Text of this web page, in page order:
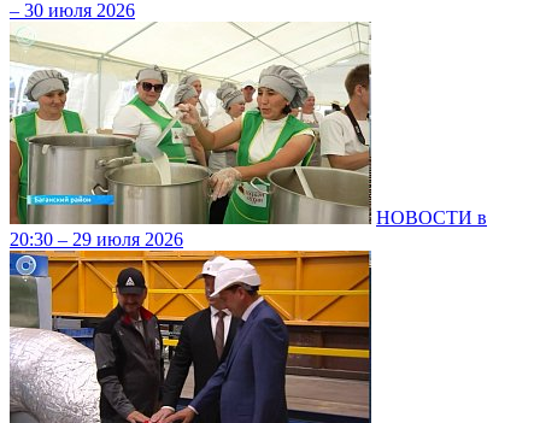
– 30 июля 2026
НОВОСТИ в
20:30 – 29 июля 2026